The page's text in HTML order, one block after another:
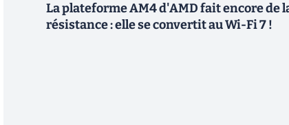
La plateforme AM4 d'AMD fait encore de
résistance : elle se convertit au Wi-Fi 7 !